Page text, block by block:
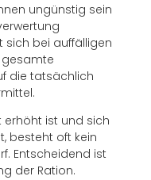
ungünstig sein
sich bei auffälligen
gesamte
die tatsächlich
ist und sich
besteht oft kein
Entscheidend ist
der Ration.